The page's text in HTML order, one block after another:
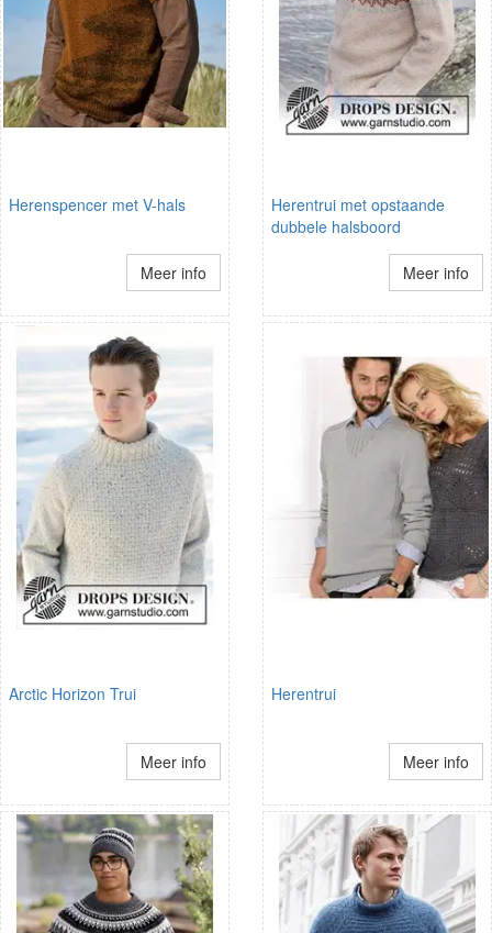
Herenspencer met V-hals
Meer info
Herentrui met opstaande
dubbele halsboord
Meer info
Arctic Horizon Trui
Meer info
Herentrui
Meer info